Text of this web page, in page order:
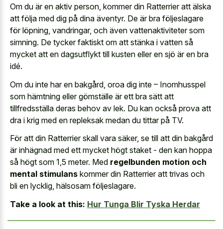
Om du är en aktiv person, kommer din Ratterrier att älska
att följa med dig på dina äventyr. De är bra följeslagare
för löpning, vandringar, och även vattenaktiviteter som
simning. De tycker faktiskt om att stänka i vatten så
mycket att en dagsutflykt till kusten eller en sjö är en bra
idé.
Om du inte har en bakgård, oroa dig inte – Inomhusspel
som hämtning eller gömställe är ett bra sätt att
tillfredsställa deras behov av lek. Du kan också prova att
dra i krig med en repleksak medan du tittar på TV.
För att din Ratterrier skall vara säker, se till att din bakgård
är inhägnad med ett mycket högt staket - den kan hoppa
så högt som 1,5 meter. Med regelbunden motion och
mental stimulans kommer din Ratterrier att trivas och
bli en lycklig, hälsosam följeslagare.
Take a look at this: Hur Tunga Blir Tyska Herdar